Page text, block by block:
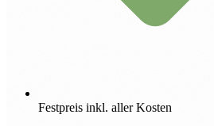
Festpreis inkl. aller Kosten